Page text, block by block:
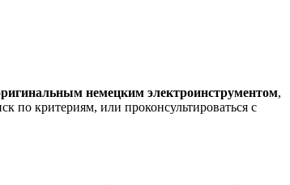
немецким электроинструментом,
по критериям, или проконсультироваться с